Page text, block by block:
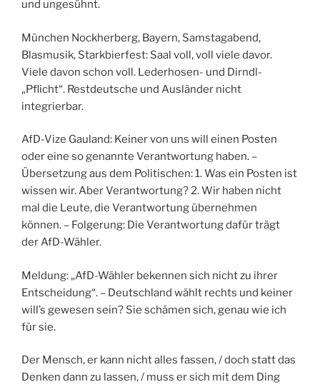
und ungesühnt.
München Nockherberg, Bayern, Samstagabend,
Blasmusik, Starkbierfest: Saal voll, voll viele davor.
Viele davon schon voll. Lederhosen- und Dirndl-
„Pflicht“. Restdeutsche und Ausländer nicht
integrierbar.
AfD-Vize Gauland: Keiner von uns will einen Posten
oder eine so genannte Verantwortung haben. –
Übersetzung aus dem Politischen: 1. Was ein Posten ist
wissen wir. Aber Verantwortung? 2. Wir haben nicht
mal die Leute, die Verantwortung übernehmen
können. – Folgerung: Die Verantwortung dafür trägt
der AfD-Wähler.
Meldung: „AfD-Wähler bekennen sich nicht zu ihrer
Entscheidung“. – Deutschland wählt rechts und keiner
will’s gewesen sein? Sie schämen sich, genau wie ich
für sie.
Der Mensch, er kann nicht alles fassen, / doch statt das
Denken dann zu lassen, / muss er sich mit dem Ding